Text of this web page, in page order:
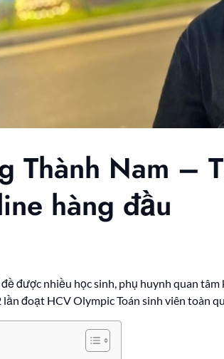
Thành Nam –
hàng đầu
đề được nhiều học sinh, phụ huynh quan
đoạt HCV Olympic Toán sinh viên